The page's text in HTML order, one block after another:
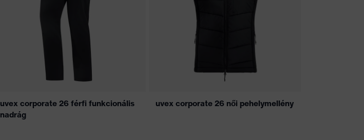
uvex corporate 26 férfi funkcionális
nadrág
uvex corporate 26 női pehelymellény